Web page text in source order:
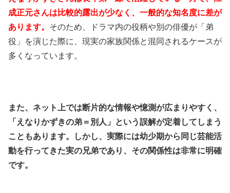
成正元さんは比較的露出が少なく、一般的な知名度に差が
あります。 そのため、ドラマ内の役柄や別の俳優が「弟
役」を演じた際に、現実の家族関係と混同されるケースが
多くなっています。
また、ネット上では断片的な情報や憶測が広まりやすく、
「えなりかずきの弟＝別人」という誤解が定着してしまう
こともあります。しかし、実際には幼少期から同じ芸能活
動を行ってきた実の兄弟であり、その関係性は非常に明確
です。